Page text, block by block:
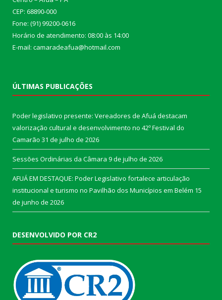
CEP: 68890-000
Fone: (91) 99200-0616
Horário de atendimento: 08:00 às 14:00
E-mail: camaradeafua@hotmail.com
ÚLTIMAS PUBLICAÇÕES
Poder legislativo presente: Vereadores de Afuá destacam
valorização cultural e desenvolvimento no 42º Festival do
Camarão 31 de julho de 2026
Sessões Ordinárias da Câmara 9 de julho de 2026
AFUÁ EM DESTAQUE: Poder Legislativo fortalece articulação
institucional e turismo no Pavilhão dos Municípios em Belém 15
de junho de 2026
DESENVOLVIDO POR CR2